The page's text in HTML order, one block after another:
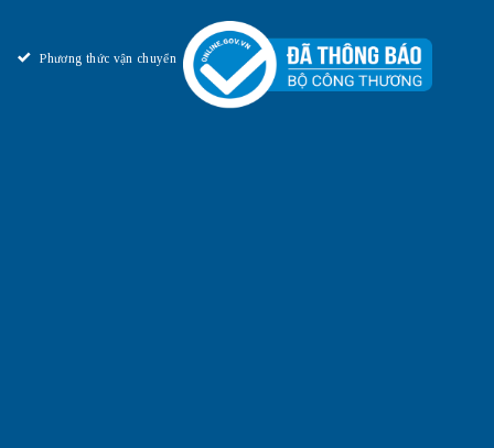
Phương thức vận chuyển